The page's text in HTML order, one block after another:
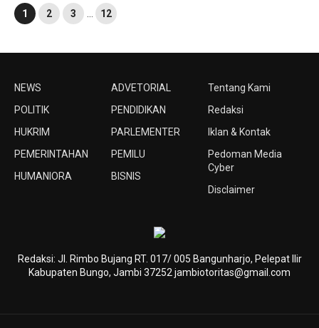
1 2 3 12
NEWS
POLITIK
HUKRIM
PEMERINTAHAN
HUMANIORA
ADVETORIAL
PENDIDIKAN
PARLEMENTER
PEMILU
BISNIS
Tentang Kami
Redaksi
Iklan & Kontak
Pedoman Media
Cyber
Disclaimer
Redaksi: Jl. Rimbo Bujang RT. 017/ 005 Bangunharjo, Pelepat Ilir
Kabupaten Bungo, Jambi 37252 jambiotoritas@gmail.com